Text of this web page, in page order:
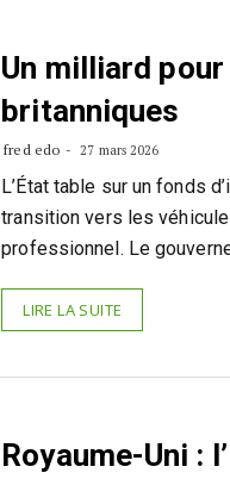
Un milliard
britanniques
fred edo 27 mars 2026
L’État table sur un fonds
transition vers les
professionnel. Le
LIRE LA SUITE
Royaume-Uni :